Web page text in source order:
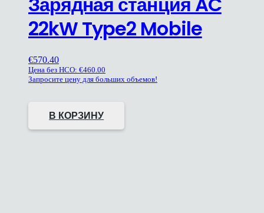
22kW Type2 Mobile
€570.40
Цена без НСО: €460.00
Запросите цену для больших объемов!
В КОРЗИНУ